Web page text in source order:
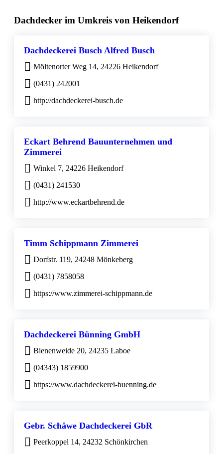
Dachdecker im Umkreis von Heikendorf
Dachdeckerei Busch Alfred Busch
Möltenorter Weg 14, 24226 Heikendorf
(0431) 242001
http://dachdeckerei-busch.de
Eckart Behrend Bauunternehmen und
Zimmerei
Winkel 7, 24226 Heikendorf
(0431) 241530
http://www.eckartbehrend.de
Timm Schippmann Zimmerei
Dorfstr. 119, 24248 Mönkeberg
(0431) 7858058
https://www.zimmerei-schippmann.de
Dachdeckerei Bünning GmbH
Bienenweide 20, 24235 Laboe
(04343) 1859900
https://www.dachdeckerei-buenning.de
Gebr. Schäwe Dachdeckerei GbR
Peerkoppel 14, 24232 Schönkirchen